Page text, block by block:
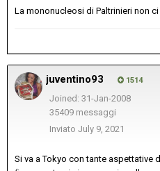
La mononucleosi di Paltrinieri non
juventino93 1514
Joined: 31-Jan-2008
35409 messaggi
Inviato July 9, 2021
Si va a Tokyo con tante aspettative